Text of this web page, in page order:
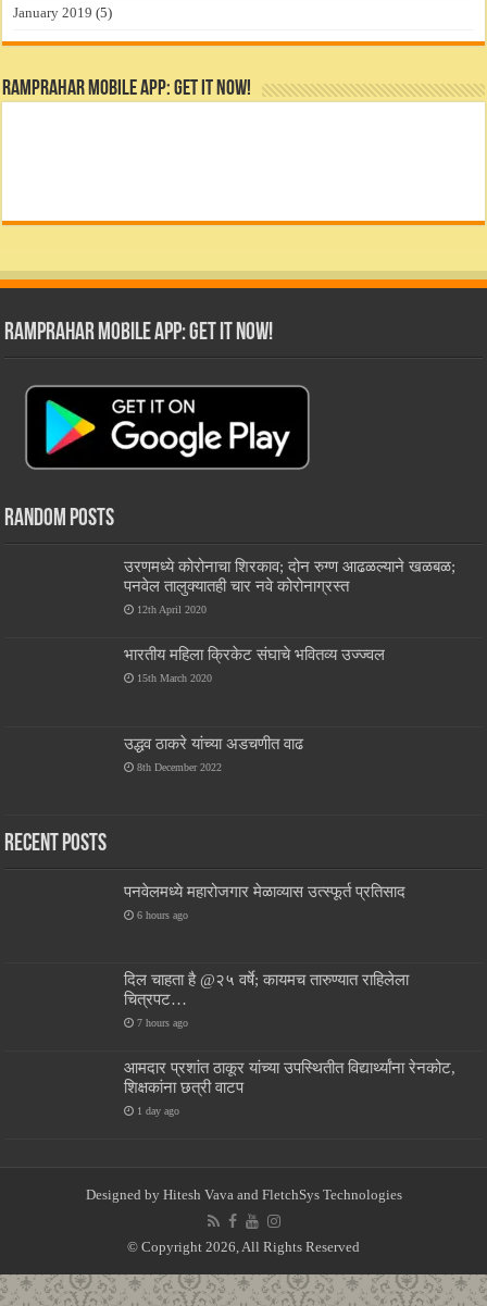
January 2019 (5)
RamPrahar Mobile App: Get it Now!
RamPrahar Mobile App: Get it Now!
Random Posts
उरणमध्ये कोरोनाचा शिरकाव; दोन रुग्ण आढळल्याने खळबळ;
पनवेल तालुक्यातही चार नवे कोरोनाग्रस्त
12th April 2020
भारतीय महिला क्रिकेट संघाचे भवितव्य उज्ज्वल
15th March 2020
उद्धव ठाकरे यांच्या अडचणीत वाढ
8th December 2022
Recent Posts
पनवेलमध्ये महारोजगार मेळाव्यास उत्स्फूर्त प्रतिसाद
6 hours ago
दिल चाहता है @२५ वर्षे; कायमच तारुण्यात राहिलेला
चित्रपट…
7 hours ago
आमदार प्रशांत ठाकूर यांच्या उपस्थितीत विद्यार्थ्यांना रेनकोट,
शिक्षकांना छत्री वाटप
1 day ago
Designed by Hitesh Vava and FletchSys Technologies
© Copyright 2026, All Rights Reserved